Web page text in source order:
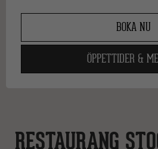
BOKA NU
ÖPPETTIDER &
RESTAURANG